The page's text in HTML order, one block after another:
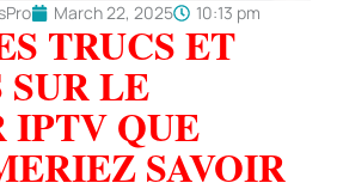
March 22, 2025 10:13 pm
TRUCS ET
SUR LE
IPTV QUE
SAVOIR